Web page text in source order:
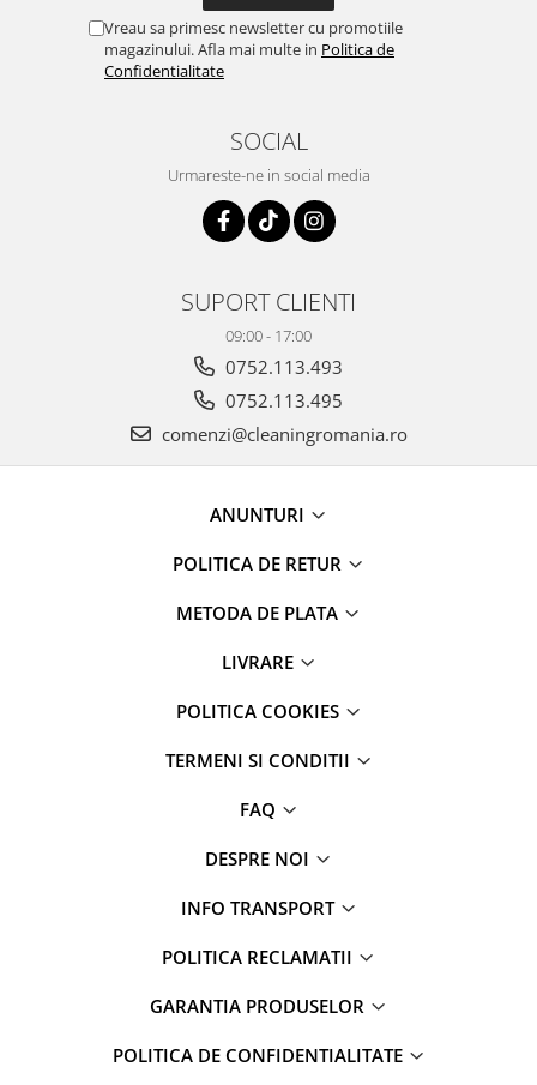
Vreau sa primesc newsletter cu promotiile
magazinului. Afla mai multe in Politica de
Confidentialitate
SOCIAL
Urmareste-ne in social media
SUPORT CLIENTI
09:00 - 17:00
0752.113.493
0752.113.495
comenzi@cleaningromania.ro
ANUNTURI
POLITICA DE RETUR
METODA DE PLATA
LIVRARE
POLITICA COOKIES
TERMENI SI CONDITII
FAQ
DESPRE NOI
INFO TRANSPORT
POLITICA RECLAMATII
GARANTIA PRODUSELOR
POLITICA DE CONFIDENTIALITATE